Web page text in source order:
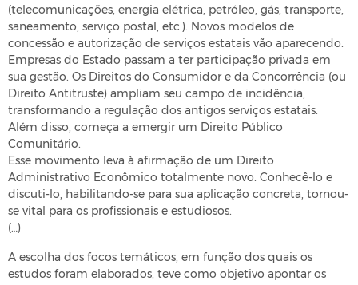
(telecomunicações, energia elétrica, petróleo, gás, transporte,
saneamento, serviço postal, etc.). Novos modelos de
concessão e autorização de serviços estatais vão aparecendo.
Empresas do Estado passam a ter participação privada em
sua gestão. Os Direitos do Consumidor e da Concorrência (ou
Direito Antitruste) ampliam seu campo de incidência,
transformando a regulação dos antigos serviços estatais.
Além disso, começa a emergir um Direito Público
Comunitário.
Esse movimento leva à afirmação de um Direito
Administrativo Econômico totalmente novo. Conhecê-lo e
discuti-lo, habilitando-se para sua aplicação concreta, tornou-
se vital para os profissionais e estudiosos.
(…)
A escolha dos focos temáticos, em função dos quais os
estudos foram elaborados, teve como objetivo apontar os